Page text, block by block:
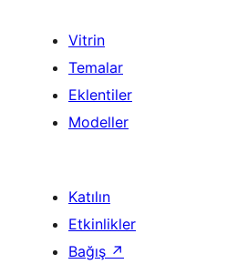
Vitrin
Temalar
Eklentiler
Modeller
Katılın
Etkinlikler
Bağış ↗